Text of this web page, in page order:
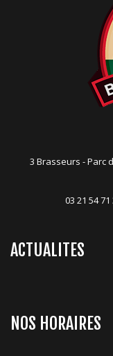
3 Brasseurs - Parc
03 21 54 71
ACTUALITES
NOS HORAIRES